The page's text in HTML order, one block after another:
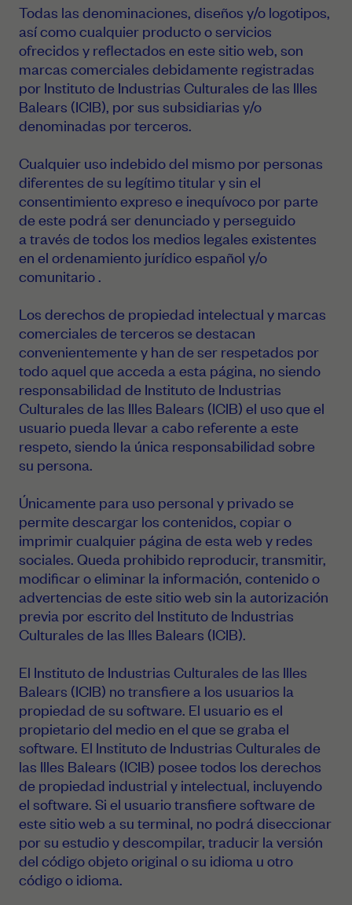
Todas las denominaciones, diseños y/o logotipos,
así como cualquier producto o servicios
ofrecidos y reflectados en este sitio web, son
marcas comerciales debidamente registradas
por Instituto de Industrias Culturales de las Illes
Balears (ICIB), por sus subsidiarias y/o
denominadas por terceros.
Cualquier uso indebido del mismo por personas
diferentes de su legítimo titular y sin el
consentimiento expreso e inequívoco por parte
de este podrá ser denunciado y perseguido
a través de todos los medios legales existentes
en el ordenamiento jurídico español y/o
comunitario .
Los derechos de propiedad intelectual y marcas
comerciales de terceros se destacan
convenientemente y han de ser respetados por
todo aquel que acceda a esta página, no siendo
responsabilidad de Instituto de Industrias
Culturales de las Illes Balears (ICIB) el uso que el
usuario pueda llevar a cabo referente a este
respeto, siendo la única responsabilidad sobre
su persona.
Únicamente para uso personal y privado se
permite descargar los contenidos, copiar o
imprimir cualquier página de esta web y redes
sociales. Queda prohibido reproducir, transmitir,
modificar o eliminar la información, contenido o
advertencias de este sitio web sin la autorización
previa por escrito del Instituto de Industrias
Culturales de las Illes Balears (ICIB).
El Instituto de Industrias Culturales de las Illes
Balears (ICIB) no transfiere a los usuarios la
propiedad de su software. El usuario es el
propietario del medio en el que se graba el
software. El Instituto de Industrias Culturales de
las Illes Balears (ICIB) posee todos los derechos
de propiedad industrial y intelectual, incluyendo
el software. Si el usuario transfiere software de
este sitio web a su terminal, no podrá diseccionar
por su estudio y descompilar, traducir la versión
del código objeto original o su idioma u otro
código o idioma.